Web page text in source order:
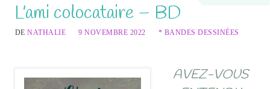
L’ami colocataire – BD
DENATHALIE 9 NOVEMBRE 2022 * BANDES DESSINÉES
AVEZ-VOUS